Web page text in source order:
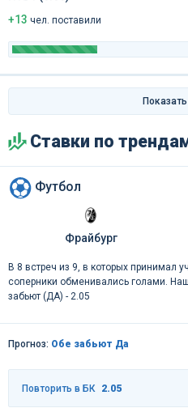
+13 чел. поставили
Ставки по
Футбол
Фрайбург
В 8 встреч из 9, в которых принимал
соперники обменивались голами.
забьют (ДА) - 2.05
Прогноз: Обе забьют Да
Повторить в БК 2.05